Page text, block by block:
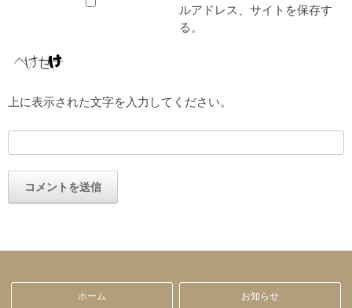
ルアドレス、サイトを保存す
る。
上に表示された文字を入力してください。
ホーム お知らせ